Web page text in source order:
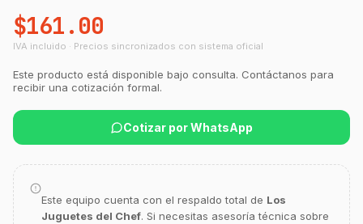
$161.00
IVA incluido · Precios sincronizados con sistema oficial
Este producto está disponible bajo consulta. Contáctanos para
recibir una cotización formal.
Cotizar por WhatsApp
Este equipo cuenta con el respaldo total de Los
Juguetes del Chef. Si necesitas asesoría técnica sobre
Asesor Chef Online
¡Hola Chef! 🍳 Soy GastroBot, tu asesor
¿En qué te puedo apoyar hoy con tu
Buscar estufas industriales